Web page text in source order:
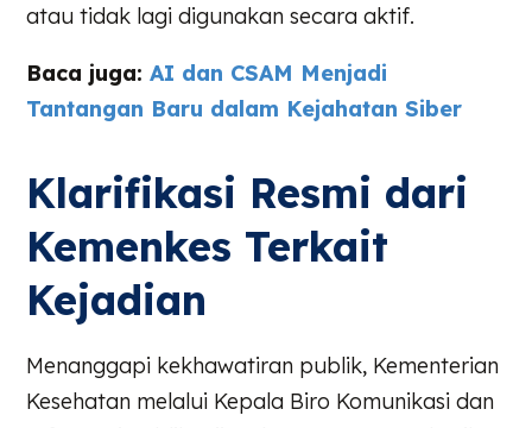
atau tidak lagi digunakan secara aktif.
Baca juga:AI dan CSAM Menjadi
Tantangan Baru dalam Kejahatan Siber
Klarifikasi Resmi dari
Kemenkes Terkait
Kejadian
Menanggapi kekhawatiran publik, Kementerian
Kesehatan melalui Kepala Biro Komunikasi dan